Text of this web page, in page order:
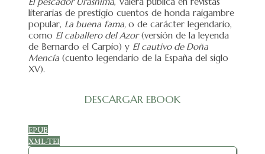
literarias de prestigio cuentos de honda raigambre
popular, La buena fama, o de carácter legendario,
como El caballero del Azor(versión de la leyenda
de Bernardo el Carpio) y El cautivo de Doña
Mencía (cuento legendario de la España del siglo
XV).
DESCARGAR EBOOK
EPUB
XML-TEI